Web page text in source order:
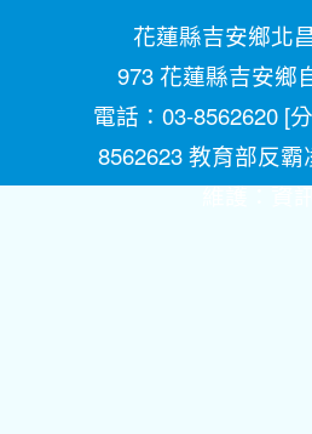
花蓮縣吉安鄉北
973 花蓮縣吉安鄉
電話：03-8562620 [
8562623 教育部反
維護：資